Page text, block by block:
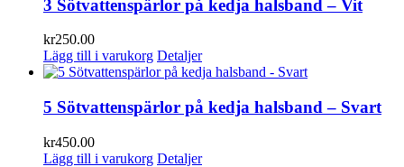
3 Sötvattenspärlor på kedja halsband – Vit
kr250.00
Lägg till i varukorg Detaljer
5 Sötvattenspärlor på kedja halsband – Svart
kr450.00
Lägg till i varukorg Detaljer